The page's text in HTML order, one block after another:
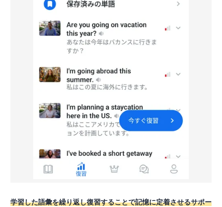
学習した語彙を繰り返し復習することで記憶に定着させるサポー